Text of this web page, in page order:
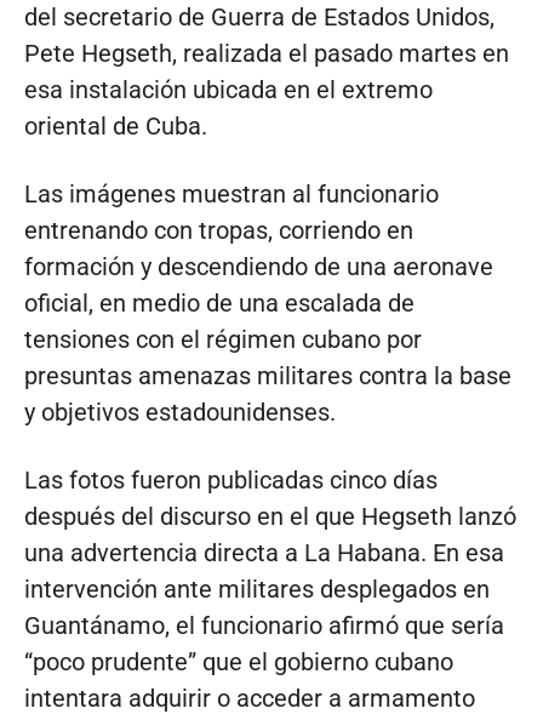
del secretario de Guerra de Estados Unidos,
Pete Hegseth, realizada el pasado martes en
esa instalación ubicada en el extremo
oriental de Cuba.
Las imágenes muestran al funcionario
entrenando con tropas, corriendo en
formación y descendiendo de una aeronave
oficial, en medio de una escalada de
tensiones con el régimen cubano por
presuntas amenazas militares contra la base
y objetivos estadounidenses.
Las fotos fueron publicadas cinco días
después del discurso en el que Hegseth lanzó
una advertencia directa a La Habana. En esa
intervención ante militares desplegados en
Guantánamo, el funcionario afirmó que sería
“poco prudente” que el gobierno cubano
intentara adquirir o acceder a armamento